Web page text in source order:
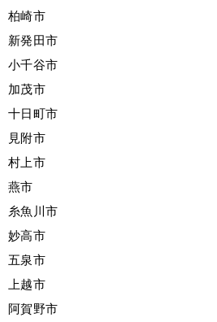
柏崎市
新発田市
小千谷市
加茂市
十日町市
見附市
村上市
燕市
糸魚川市
妙高市
五泉市
上越市
阿賀野市